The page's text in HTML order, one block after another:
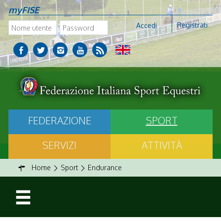
myFISE
Accedi Registrati
FEDERAZIONE
SPORT
SERVIZI
ATTIVITÀ
Home Sport Endurance